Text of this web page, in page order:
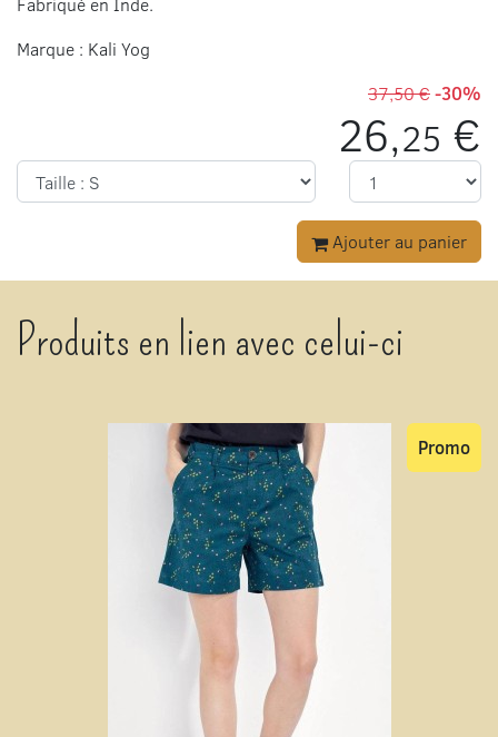
Marque : Kali Yog
37,50 €-30%
26,25 €
Ajouter au panier
Produits en lien avec celui-ci
Promo